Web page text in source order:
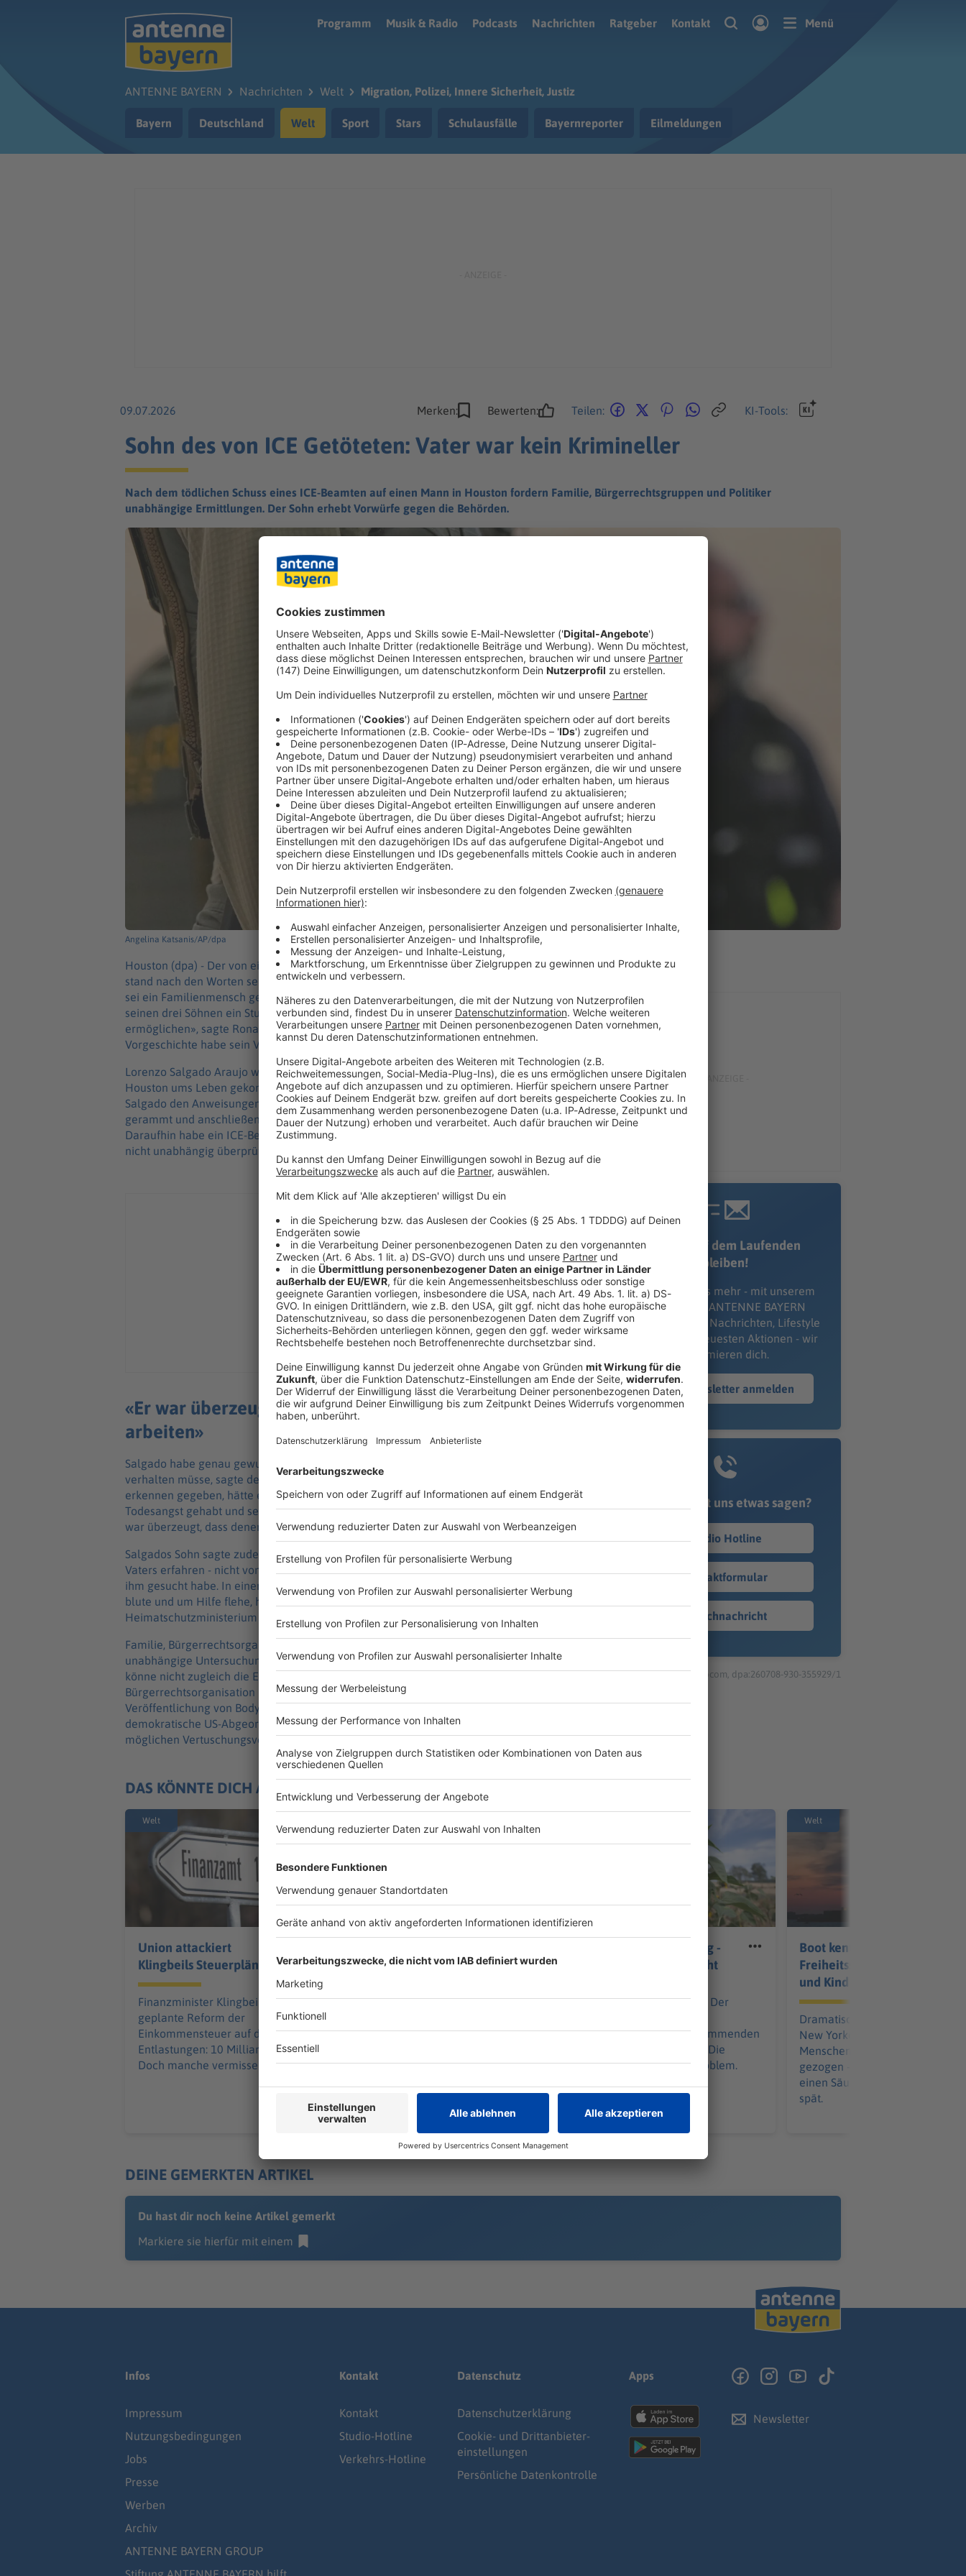
Programm
Musik & Radio Podcasts Nachrichten Ratgeber Kontakt Menü
ANTENNE BAYERN Nachrichten Welt Migration, Polizei, Innere Sicherheit, Justiz
Bayern Deutschland Welt Sport Stars Schulausfälle Bayernreporter Eilmeldungen
09.07.2026 Merken: Bewerten: Teilen: KI-Tools:
Sohn des von ICE Getöteten: Vater war kein Krimineller
Nach dem tödlichen Schuss eines ICE-Beamten auf einen Mann in Houston fordern Familie, Bürgerrechtsgruppen und Politiker
unabhängige Ermittlungen. Der Sohn erhebt Vorwürfe gegen die Behörden.
Angelina Katsanis/AP/dpa
Houston (dpa) - Der von einem Beamten der US-Migrationsbehörde ICE getötete Mexikaner
stand nach den Worten seines Sohnes kurz vor dem Erhalt einer Arbeitserlaubnis. Sein Vater
sei ein Familienmensch gewesen, der seit 35 Jahren Häuser in der Region gebaut habe, um
seinen drei Söhnen ein Studium sowie seinen Arbeitern «den amerikanischen Traum zu
ermöglichen», sagte Ronaldo Salgado auf einer Pressekonferenz. Eine kriminelle
Vorgeschichte habe sein Vater nicht gehabt.
Lorenzo Salgado Araujo war am Vortag bei einem Einsatz der umstrittenen ICE-Beamten in
Houston ums Leben gekommen. Nach Darstellung des Heimatschutzministeriums hatte sich
Salgado den Anweisungen der Beamten widersetzt, mit seinem Auto ein Einsatzfahrzeug
gerammt und anschließend versucht, einen Beamten mit seinem Fahrzeug zu erfassen.
Daraufhin habe ein ICE-Beamter geschossen. Die Angaben der Behörden lassen sich bislang
nicht unabhängig überprüfen.
«Er war überzeugt, dass denen Gutes widerfährt, die hart
arbeiten»
Salgado habe genau gewusst, wie er sich bei einer Kontrolle der Einwanderungsbehörde
verhalten müsse, sagte dessen Sohn. Hätten sich die Beamten eindeutig als solche zu
erkennen gegeben, hätte er angehalten und kooperiert. Sein Vater habe bei dem Einsatz
Todesangst gehabt und sei deshalb vor ihm unbekannten Fahrzeugen geflohen, sagte er. «Er
war überzeugt, dass denen Gutes widerfährt, die hart arbeiten.»
Salgados Sohn sagte zudem, er habe über Berichte in sozialen Medien vom Tod seines
Vaters erfahren - nicht von Behörden oder dem Krankenhaus, in dem er verzweifelt nach
ihm gesucht habe. In einem dort verbreiteten Video, in dem ein Mann auf dem Boden liege,
blute und um Hilfe flehe, habe er seinen Vater an seiner Stimme erkannt. Weder das
Heimatschutzministerium noch ICE hätten sich bislang direkt bei der Familie gemeldet.
Familie, Bürgerrechtsorganisationen und demokratische Politiker verlangen eine
unabhängige Untersuchung des Einsatzes. Die Behörde, deren Beamte geschossen hätten,
könne nicht zugleich die Ermittlungen durchführen, sagte der Chef der
Bürgerrechtsorganisation LULAC, Roman Palomares. Dabei geht es auch um die
Veröffentlichung von Bodycam-Aufnahmen sowie sämtlicher weiterer Beweise. Der
demokratische US-Abgeordnete aus Texas, Al Green, sprach von der Notwendigkeit, einen
möglichen Vertuschungsversuch auszuschließen.
Immer auf dem Laufenden
bleiben!
Verpass' nichts mehr - mit unserem
kostenlosen ANTENNE BAYERN
Newsletter. Ob Nachrichten, Lifestyle
oder unsere neuesten Aktionen - wir
informieren dich.
Zum Newsletter anmelden
Du möchtest uns etwas sagen?
Studio Hotline
Kontaktformular
Sprachnachricht
© dpa-infocom, dpa:260708-930-355929/1
DAS KÖNNTE DICH AUCH INTERESSIEREN
Welt
Union attackiert
Klingbeils Steuerpläne
Finanzminister Klingbeil bringt die
geplante Reform der
Einkommensteuer auf den Weg.
Entlastungen: 10 Milliarden Euro.
Doch manche vermissen etwas.
Schlägen - Fahnder
zwischen einem Autofahrer und
aus und schlägt zu. Wenig später
Fahndung nach dem Täter läuft.
Hitzealarm am Sonntag -
keine Abkühlung in Sicht
Süddeutschland schwitzt: Der
Hitzebelastung. In der kommenden
Woche geht es so weiter. Die
Trockenheit bleibt ein Problem.
Welt
Boot kentert nahe
Freiheitsstatue - Frau
und Kind sterben
Dramatische Rettungsaktion im
New Yorker Hafen: Zwölf
Menschen werden aus dem
gezogen – doch für eine Frau
einen Säugling kommt jede
spät.
DEINE GEMERKTEN ARTIKEL
Du hast dir noch keine Artikel gemerkt
Markiere sie hierfür mit einem
Infos
Impressum
Nutzungsbedingungen
Jobs
Presse
Werben
Archiv
ANTENNE BAYERN GROUP
Kontakt
Kontakt
Studio-Hotline
Verkehrs-Hotline
Datenschutz
Datenschutz­erklärung
Cookie- und Drittanbieter-
einstellungen
Persönliche Datenkontrolle
Apps
Newsletter